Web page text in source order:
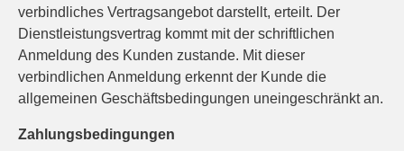
verbindliches Vertragsangebot darstellt, erteilt. Der
Dienstleistungsvertrag kommt mit der schriftlichen
Anmeldung des Kunden zustande. Mit dieser
verbindlichen Anmeldung erkennt der Kunde die
allgemeinen Geschäftsbedingungen uneingeschränkt an.
Zahlungsbedingungen